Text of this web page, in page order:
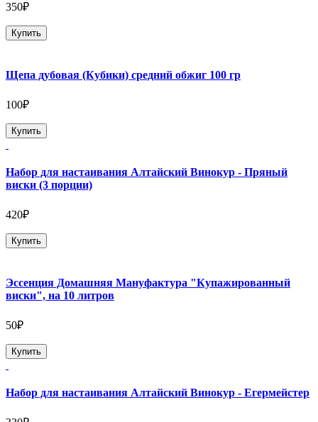
350₽
Купить
Щепа дубовая (Кубики) средний обжиг 100 гр
100₽
Купить
Набор для настаивания Алтайский Винокур - Пряный
виски (3 порции)
420₽
Купить
Эссенция Домашняя Мануфактура "Купажированный
виски", на 10 литров
50₽
Купить
Набор для настаивания Алтайский Винокур - Егермейстер